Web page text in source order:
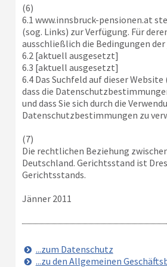
(6)
6.1 www.innsbruck-pensionen.at
(sog. Links) zur Verfügung. Für
ausschließlich die Bedingungen
6.2 [aktuell ausgesetzt]
6.3 [aktuell ausgesetzt]
6.4 Das Suchfeld auf dieser
dass die
und dass Sie sich durch die
Datenschutzbestimmungen zu
(7)
Die rechtlichen Beziehung
Deutschland. Gerichtsstand ist
Gerichtsstands.
Jänner 2011
...zum Datenschutz
...zu den Allgemeinen